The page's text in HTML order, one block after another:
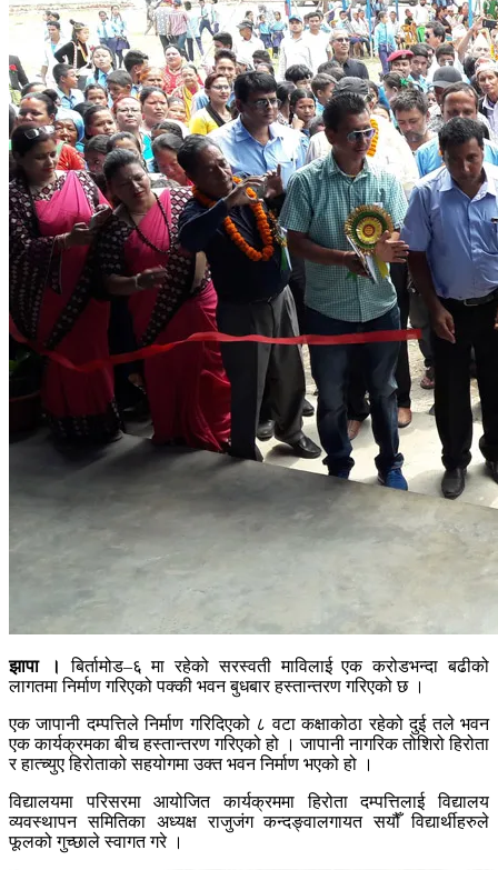
झापा ।
बिर्तामोड–६ मा रहेको सरस्वती माविलाई एक करोडभन्दा बढीको
लागतमा निर्माण गरिएको पक्की भवन बुधबार हस्तान्तरण गरिएको छ ।
एक जापानी दम्पत्तिले निर्माण गरिदिएको ८ वटा कक्षाकोठा रहेको दुई तले भवन
एक कार्यक्रमका बीच हस्तान्तरण गरिएको हो । जापानी नागरिक तोशिरो हिरोता
र हात्च्युए हिरोताको सहयोगमा उक्त भवन निर्माण भएको हो ।
विद्यालयमा परिसरमा आयोजित कार्यक्रममा हिरोता दम्पत्तिलाई विद्यालय
व्यवस्थापन समितिका अध्यक्ष राजुजंग कन्दङ्वालगायत सयौँ विद्यार्थीहरुले
फूलको गुच्छाले स्वागत गरे ।